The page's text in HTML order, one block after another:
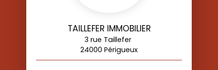
TAILLEFER IMMOBILIER
3 rue Taillefer
24000 Périgueux